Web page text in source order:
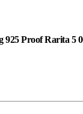
925 Proof Rarita 5